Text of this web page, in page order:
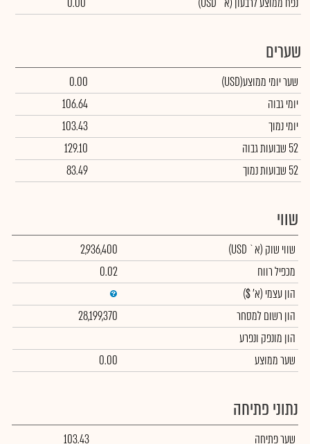
שערים
שער יומי ממוצע(USD)
0.00
יומי גבוה
106.64
יומי נמוך
103.43
52 שבועות גבוה
129.10
52 שבועות נמוך
83.49
שווי
שווי שוק (א` USD)
2,936,400
מכפיל רווח
0.02
הון עצמי (א' $)
הון רשום למסחר
28,199,370
הון מונפק ונפרע
שער ממוצע
0.00
נתוני פתיחה
שער פתיחה 103.43